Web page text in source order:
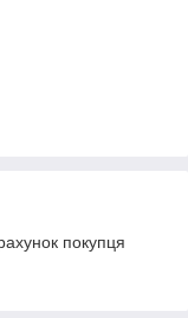
покупця